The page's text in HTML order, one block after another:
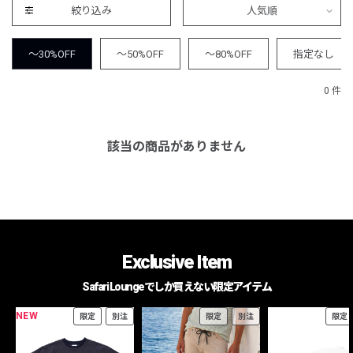
絞り込み 人気順
～30%OFF ～50%OFF ～80%OFF 指定なし
0 件
該当の商品がありません
Exclusive Item
Safari Loungeでしか買えない限定アイテム
NEW 限定 別注 限定 別注 限定